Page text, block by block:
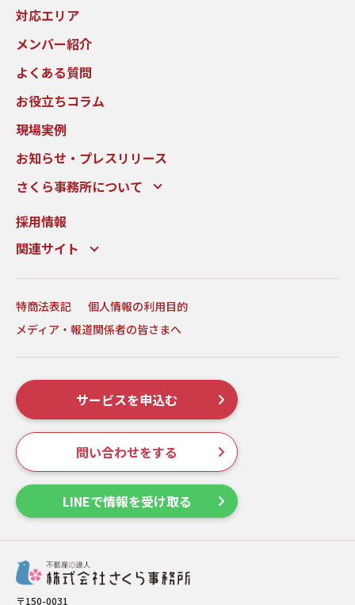
対応エリア
メンバー紹介
よくある質問
お役立ちコラム
現場実例
お知らせ・プレスリリース
さくら事務所について
採用情報
関連サイト
特商法表記
個人情報の利用目的
メディア・報道関係者の皆さまへ
サービスを申込む
問い合わせをする
LINEで情報を受け取る
〒150-0031